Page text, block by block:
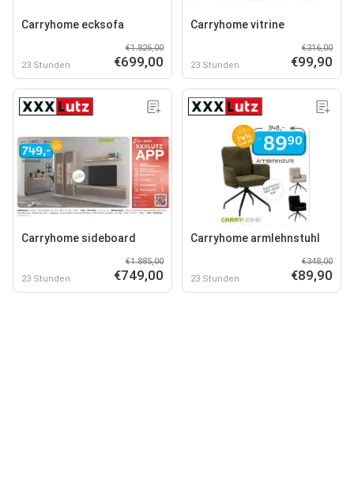
Carryhome ecksofa
23 Stunden
€1.826,00
€699,00
Carryhome vitrine
23 Stunden
€316,00
€99,90
Carryhome sideboard
23 Stunden
€1.885,00
€749,00
Carryhome armlehnstuhl
23 Stunden
€348,00
€89,90